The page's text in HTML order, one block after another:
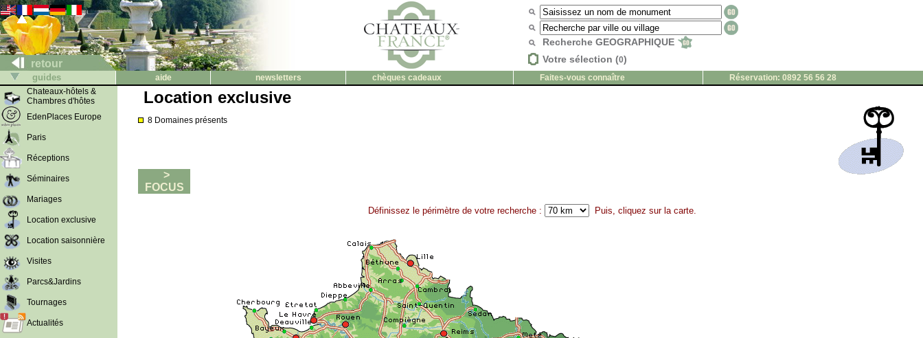
retour
Recherche GEOGRAPHIQUE
Votre sélection (0)
guides aide newsletters chèques cadeaux Faites-vous connaître
Réservation: 0892 56 56 28
Chateaux-hôtels &
Chambres d'hôtes
EdenPlaces Europe
Paris
Réceptions
Séminaires
Mariages
Location exclusive
Location saisonnière
Visites
Parcs&Jardins
Tournages
Actualités
Location exclusive
8 Domaines présents
>
FOCUS
Définissez le périmètre de votre recherche : Puis, cliquez sur la carte.